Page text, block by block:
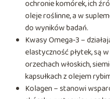
ochronie komórek, ich
oleje roślinne, a w
do wyników badań.
Kwasy Omega‑3 –
elastyczność płytek, są
orzechach włoskich,
kapsułkach z olejem
Kolagen – stanowi